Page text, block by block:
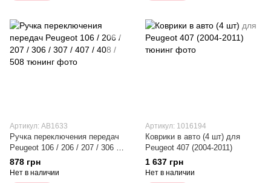
Артикул: AB1633
Ручка переключения передач
Peugeot 106 / 206 / 207 / 306 /
307 / 407 / 408 / 508
878 грн
Нет в наличии
Артикул: 1016194
Коврики в авто (4 шт) для
Peugeot 407 (2004-2011)
1 637 грн
Нет в наличии